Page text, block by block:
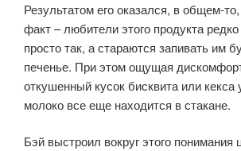
Результатом его оказался, в общем-
факт – любители этого продукта
просто так, а стараются запивать им
печенье. При этом ощущая
откушенный кусок бисквита или кекса
молоко все еще находится в стакане.
Бэй выстроил вокруг этого понимания